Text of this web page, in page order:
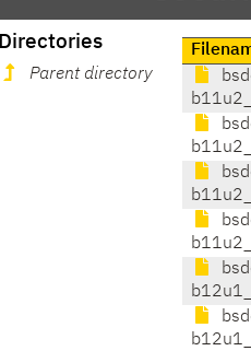
Directories
Parent directory